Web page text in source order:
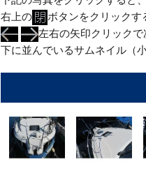
右上の
ボタンをクリックす
左右の矢印クリックで
下に並んでいるサムネイル（